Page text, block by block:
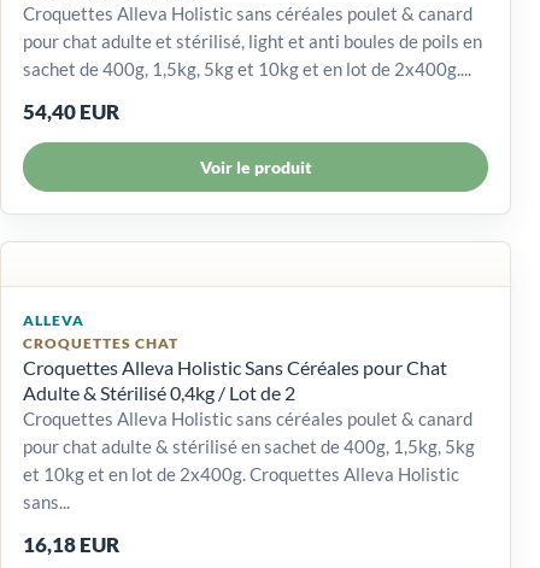
Croquettes Alleva Holistic sans céréales poulet & canard
pour chat adulte et stérilisé, light et anti boules de poils en
sachet de 400g, 1,5kg, 5kg et 10kg et en lot de 2x400g....
54,40 EUR
Voir le produit
ALLEVA
CROQUETTES CHAT
Croquettes Alleva Holistic Sans Céréales pour Chat
Adulte & Stérilisé 0,4kg / Lot de 2
Croquettes Alleva Holistic sans céréales poulet & canard
pour chat adulte & stérilisé en sachet de 400g, 1,5kg, 5kg
et 10kg et en lot de 2x400g. Croquettes Alleva Holistic
sans...
16,18 EUR